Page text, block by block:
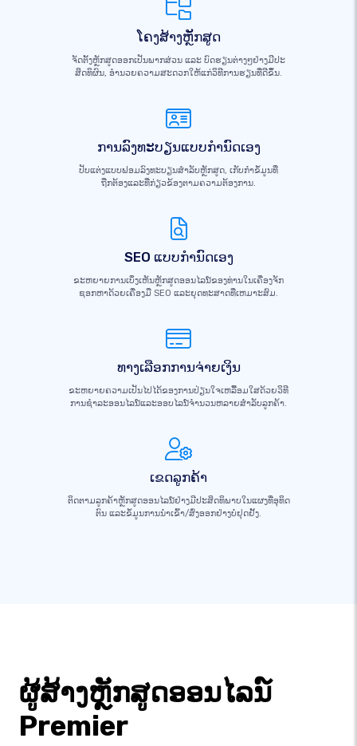
ໂຄງສ້າງຫຼັກສູດ
ຈັດ​ຕັ້ງ​ຫຼັກສູດ​ອອກ​ເປັນ​ພາກ​ສ່ວນ ​ແລະ ບົດຮຽນ​ຕ່າງໆ​ຢ່າງ​ມີ​ປະ
ສິດທິ​ຜົນ, ອຳນວຍ​ຄວາມ​ສະດວກ​ໃຫ້​ແກ່​ວິທີ​ການ​ຮຽນ​ທີ່​ດີ​ຂຶ້ນ.
ການລົງທະບຽນແບບກຳນົດເອງ
ປັບແຕ່ງແບບຟອມລົງທະບຽນສໍາລັບຫຼັກສູດ, ເກັບກໍາຂໍ້ມູນທີ່
ຖືກຕ້ອງແລະທີ່ກ່ຽວຂ້ອງຕາມຄວາມຕ້ອງການ.
SEO ແບບກຳນົດເອງ
ຂະຫຍາຍການເບິ່ງເຫັນຫຼັກສູດອອນໄລນ໌ຂອງທ່ານໃນເຄື່ອງຈັກ
ຊອກຫາດ້ວຍເຄື່ອງມື SEO ແລະຍຸດທະສາດທີ່ເຫມາະສົມ.
ທາງເລືອກການຈ່າຍເງິນ
ຂະຫຍາຍຄວາມເປັນໄປໄດ້ຂອງການປ່ຽນໃຈເຫລື້ອມໃສດ້ວຍວິທີ
ການຊໍາລະອອນໄລນ໌ແລະອອບໄລນ໌ຈໍານວນຫລາຍສໍາລັບລູກຄ້າ.
ເຂດລູກຄ້າ
ຕິດຕາມລູກຄ້າຫຼັກສູດອອນໄລນ໌ຢ່າງມີປະສິດທິພາບໃນແຜງທີ່ອຸທິດ
ຕົນ ແລະຂໍ້ມູນການນໍາເຂົ້າ/ສົ່ງອອກຢ່າງບໍ່ຢຸດຢັ້ງ.
ຜູ້ສ້າງຫຼັກສູດອອນໄລນ໌
Premier